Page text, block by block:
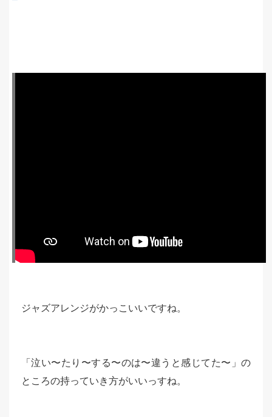
ジャズアレンジがかっこいいですね。
「泣い〜たり〜する〜のは〜違うと感じてた〜」の
ところの持っていき方がいいっすね。